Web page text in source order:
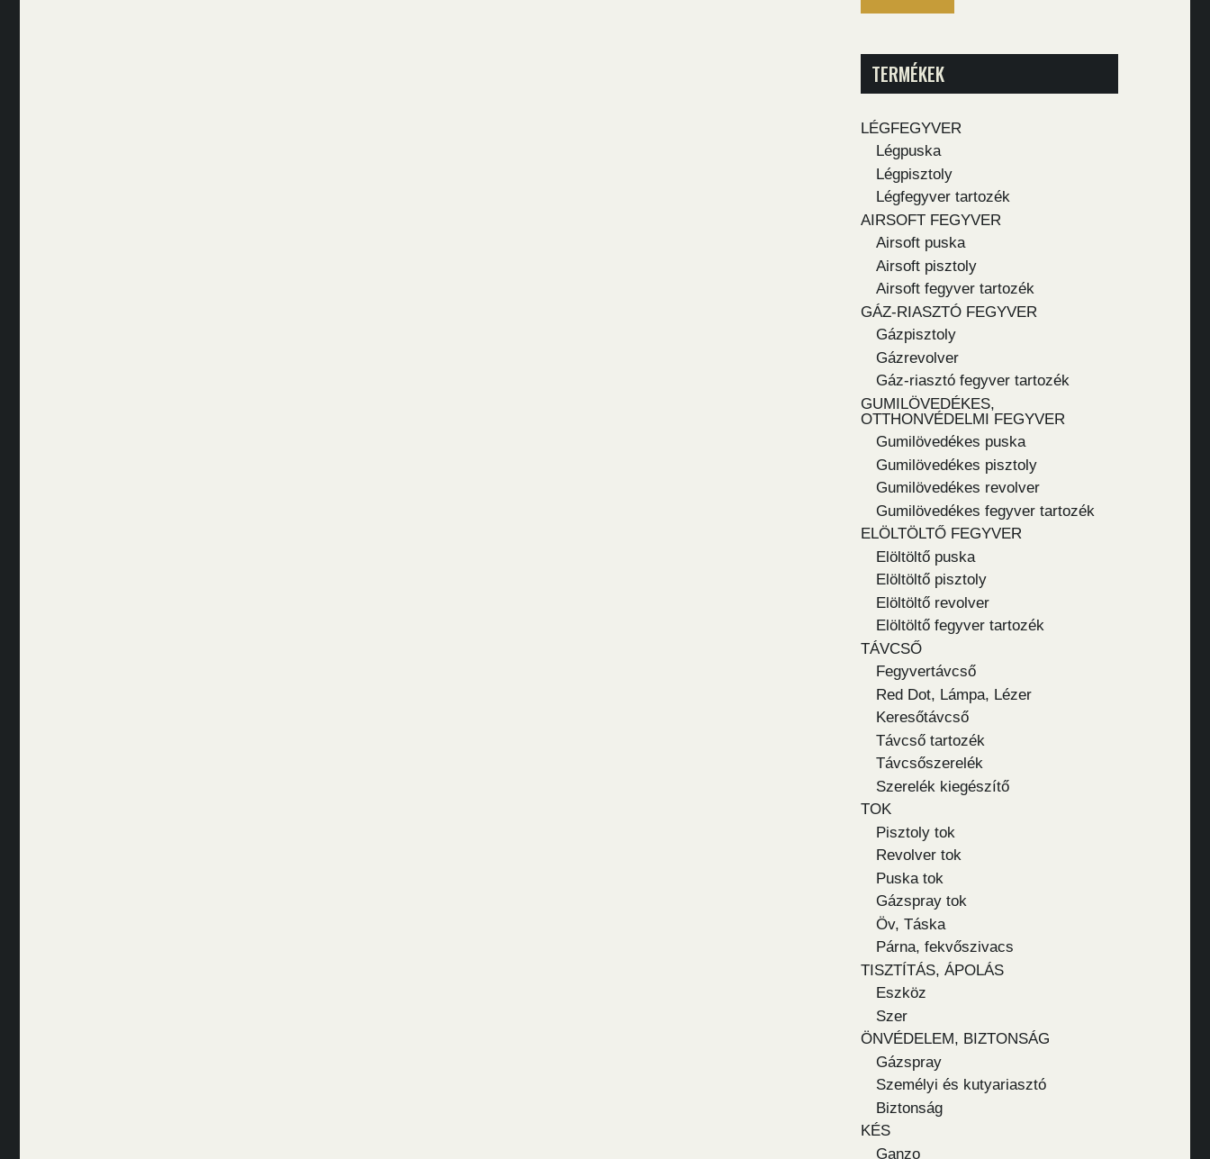
TERMÉKEK
LÉGFEGYVER
Légpuska
Légpisztoly
Légfegyver tartozék
AIRSOFT FEGYVER
Airsoft puska
Airsoft pisztoly
Airsoft fegyver tartozék
GÁZ-RIASZTÓ FEGYVER
Gázpisztoly
Gázrevolver
Gáz-riasztó fegyver tartozék
GUMILÖVEDÉKES,
OTTHONVÉDELMI FEGYVER
Gumilövedékes puska
Gumilövedékes pisztoly
Gumilövedékes revolver
Gumilövedékes fegyver tartozék
ELÖLTÖLTŐ FEGYVER
Elöltöltő puska
Elöltöltő pisztoly
Elöltöltő revolver
Elöltöltő fegyver tartozék
TÁVCSŐ
Fegyvertávcső
Red Dot, Lámpa, Lézer
Keresőtávcső
Távcső tartozék
Távcsőszerelék
Szerelék kiegészítő
TOK
Pisztoly tok
Revolver tok
Puska tok
Gázspray tok
Öv, Táska
Párna, fekvőszivacs
TISZTÍTÁS, ÁPOLÁS
Eszköz
Szer
ÖNVÉDELEM, BIZTONSÁG
Gázspray
Személyi és kutyariasztó
Biztonság
KÉS
Ganzo